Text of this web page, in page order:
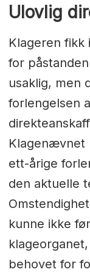
Ulovlig
Klageren
for
usaklig, men
forlengelsen
Klagenævnet
ett-årige
den aktuelle
kunne ikke
behovet for